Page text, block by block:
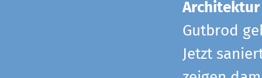
Gutbrod
Jetzt